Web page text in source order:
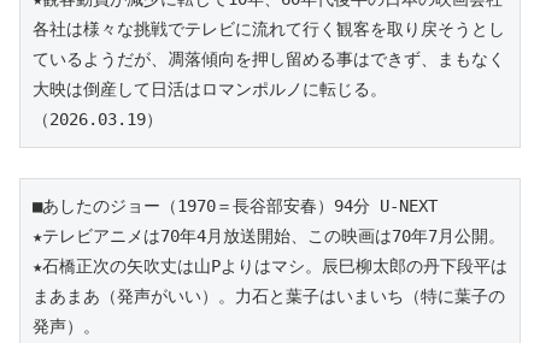
各社は様々な挑戦でテレビに流れて行く観客を取り戻そうとし
ているようだが、凋落傾向を押し留める事はできず、まもなく
大映は倒産して日活はロマンポルノに転じる。
（2026.03.19）
■あしたのジョー（1970＝長谷部安春）94分 U-NEXT
★テレビアニメは70年4月放送開始、この映画は70年7月公開。
★石橋正次の矢吹丈は山Pよりはマシ。辰巳柳太郎の丹下段平は
まあまあ（発声がいい）。力石と葉子はいまいち（特に葉子の
発声）。